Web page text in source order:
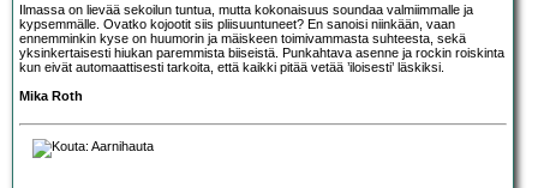
Ilmassa on lievää sekoilun tuntua, mutta kokonaisuus soundaa valmiimmalle ja
kypsemmälle. Ovatko kojootit siis pliisuuntuneet? En sanoisi niinkään, vaan
ennemminkin kyse on huumorin ja mäiskeen toimivammasta suhteesta, sekä
yksinkertaisesti hiukan paremmista biiseistä. Punkahtava asenne ja rockin roiskinta
kun eivät automaattisesti tarkoita, että kaikki pitää vetää ’iloisesti’ läskiksi.
Mika Roth